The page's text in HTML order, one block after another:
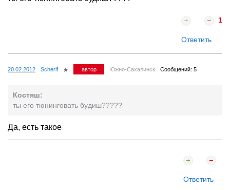
1
Ответить
20.02.2012 Scherif автор Южно-Сахалинск Сообщений: 5
Костяш:
ты его тюнинговать будиш?????
Да, есть такое
Ответить